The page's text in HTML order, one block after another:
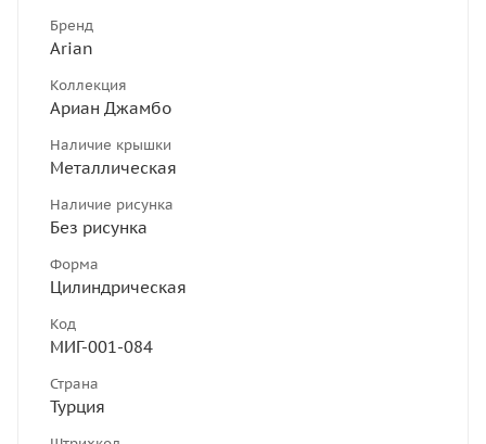
Бренд
Arian
Коллекция
Ариан Джамбо
Наличие крышки
Металлическая
Наличие рисунка
Без рисунка
Форма
Цилиндрическая
Код
МИГ-001-084
Страна
Турция